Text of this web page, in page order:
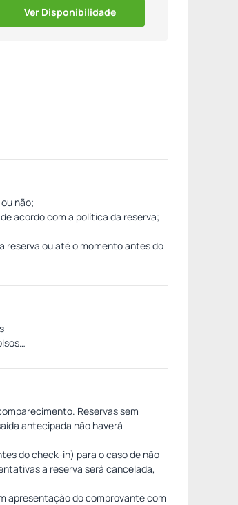
Ver Disponibilidade
não;
acordo com a política da reserva;
reserva ou até o momento antes do
Reservas sem
antecipada não haverá
do check-in) para o caso de não
a reserva será cancelada,
apresentação do comprovante com